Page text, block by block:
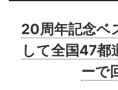
20周年記念ベ
して全国47都
ーで